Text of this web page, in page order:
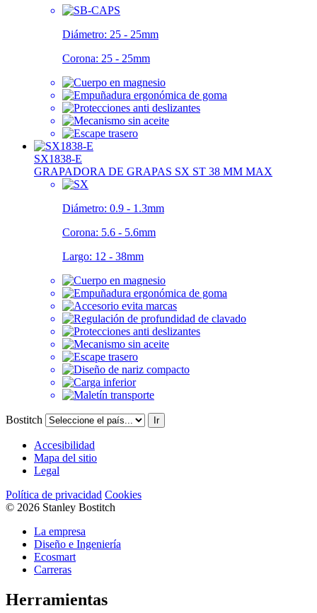
Diámetro: 25 - 25mm
Corona: 25 - 25mm
SX1838-E
GRAPADORA DE GRAPAS SX ST 38 MM MAX
Diámetro: 0.9 - 1.3mm
Corona: 5.6 - 5.6mm
Largo: 12 - 38mm
Bostitch Ir
Accesibilidad
Mapa del sitio
Legal
Política de privacidad Cookies
© 2026 Stanley Bostitch
La empresa
Diseño e Ingeniería
Ecosmart
Carreras
Herramientas